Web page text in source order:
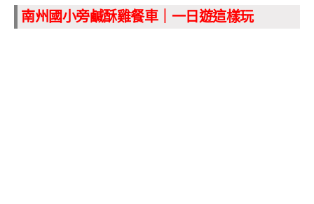
南州國小旁鹹酥雞餐車｜一日遊這樣玩